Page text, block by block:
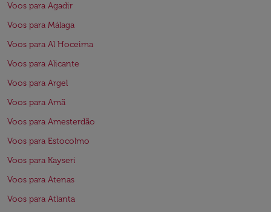
Voos para Agadir
Voos para Málaga
Voos para Al Hoceima
Voos para Alicante
Voos para Argel
Voos para Amã
Voos para Amesterdão
Voos para Estocolmo
Voos para Kayseri
Voos para Atenas
Voos para Atlanta